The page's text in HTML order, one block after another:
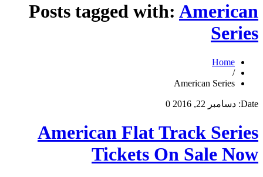
Posts tagged with: American
Series
Home
/
American Series
Date: دسامبر 22, 2016 0
American Flat Track Series
Tickets On Sale Now